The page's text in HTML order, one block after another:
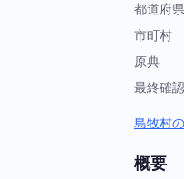
都道府県
市町村
原典
最終確認
島牧村
概要